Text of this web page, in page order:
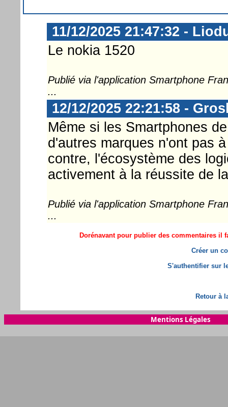
11/12/2025 21:47:32 -
Le nokia 1520
Publié via l'application Smartphone
...
12/12/2025 22:21:58 -
Même si les Smartphones
d'autres marques n'ont pas
contre, l'écosystème des
activement à la réussite de
Publié via l'application Smartphone
...
Dorénavant pour publier des commentaires il
Créer un
S'authentifier sur
Retour à
Mentions Légales